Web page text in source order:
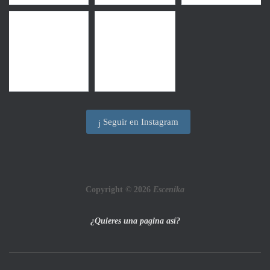
Seguir en Instagram
Copyright © 2026 Escenika
¿Quieres una pagina así?